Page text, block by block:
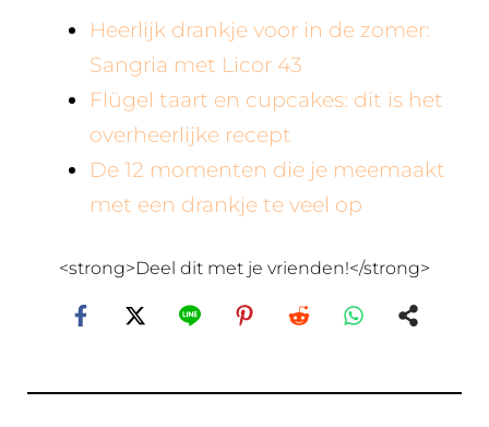
Heerlijk drankje voor in de zomer:
Sangria met Licor 43
Flügel taart en cupcakes: dit is het
overheerlijke recept
De 12 momenten die je meemaakt
met een drankje te veel op
<strong>Deel dit met je vrienden!</strong>